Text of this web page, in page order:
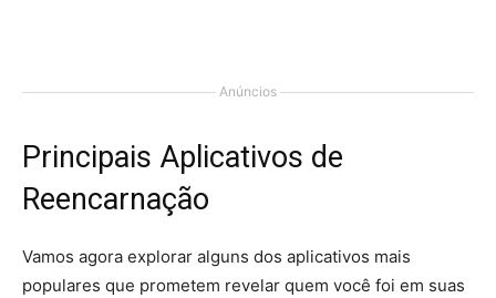
Anúncios
Principais Aplicativos de
Reencarnação
Vamos agora explorar alguns dos aplicativos mais
populares que prometem revelar quem você foi em suas